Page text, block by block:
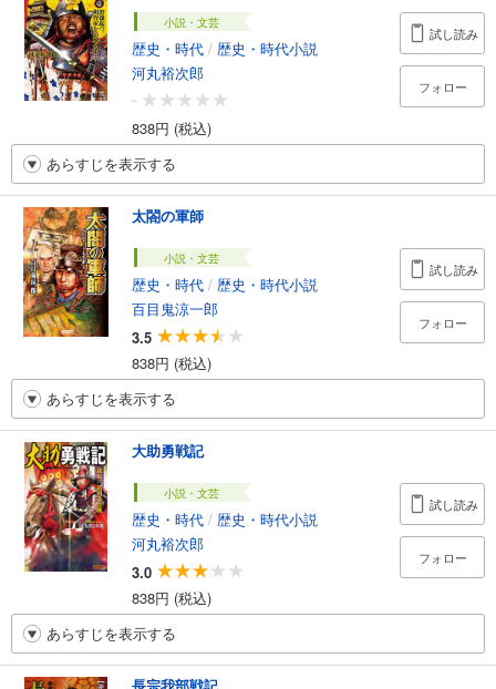
小説・文芸
歴史・時代 / 歴史・時代小説
河丸裕次郎
-
838円 (税込)
試し読み
フォロー
あらすじを表示する
太閤の軍師
小説・文芸
歴史・時代 / 歴史・時代小説
百目鬼涼一郎
3.5
838円 (税込)
試し読み
フォロー
あらすじを表示する
大助勇戦記
小説・文芸
歴史・時代 / 歴史・時代小説
河丸裕次郎
3.0
838円 (税込)
試し読み
フォロー
あらすじを表示する